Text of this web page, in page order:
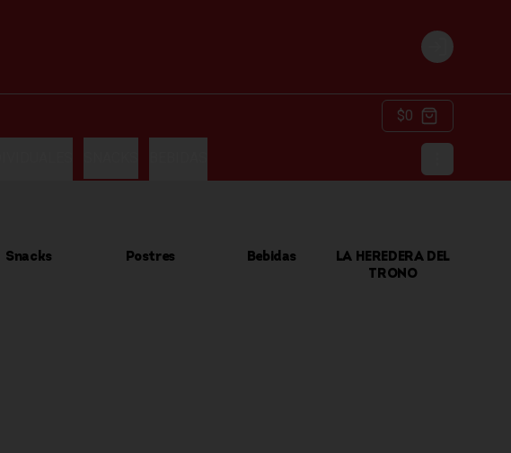
Login
$0
Snacks Postres Bebidas
LA HEREDERA DEL
TRONO